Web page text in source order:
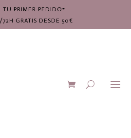
TU PRIMER PEDIDO*
GRATIS DESDE 50€